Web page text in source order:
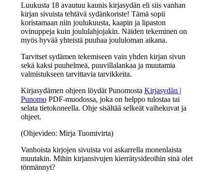
Luukusta 18 avautuu kaunis kirjasydän eli siis vanhan
kirjan sivuista tehtävä sydänkoriste! Tämä sopii
koristamaan niin joulukuusta, kaapin ja lipaston
ovinuppeja kuin joululahjojakin. Näiden tekeminen on
myös hyvää yhteistä puuhaa joululoman aikana.
Tarvitset sydämen tekemiseen vain yhden kirjan sivun
sekä kaksi puuhelmeä, puuvillalankaa ja muutamia
valmistukseen tarvittavia tarvikkeita.
Kirjasydämen ohjeen löydät Punomosta Kirjasydän |
PunomoPDF-muodossa, joka on helppo tulostaa tai
selata tietokoneella. Ohje sisältää selkeät vaihekuvat ja
ohjeet.
(Ohjevideo: Mirja Tuomivirta)
Vanhoista kirjojen sivuista voi askarrella monenlaista
muutakin. Mihin kirjansivujen kierrätysideoihin sinä olet
törmännyt?